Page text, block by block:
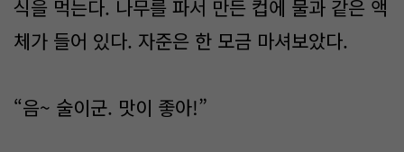
식을 먹는다. 나무를 파서 만든 컵에 물과 같은 액
체가 들어 있다. 자준은 한 모금 마셔보았다.
“음~ 술이군. 맛이 좋아!”